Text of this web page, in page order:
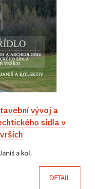
vývoj a
sídla v
a kol.
DETAIL